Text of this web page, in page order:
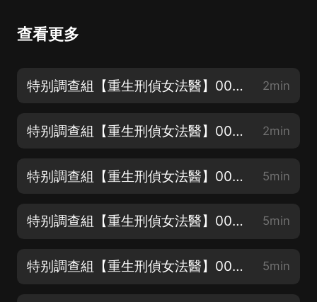
查看更多
特别調查組【重生刑偵女法醫】000 重案大案片花【求月票求訂閱咯】 2min
特别調查組【重生刑偵女法醫】000 前言 2min
特别調查組【重生刑偵女法醫】001 重生到罪案現場 5min
特别調查組【重生刑偵女法醫】002 不速之客（驚現屍體）！ 5min
特别調查組【重生刑偵女法醫】003 不顧重傷制敵 5min